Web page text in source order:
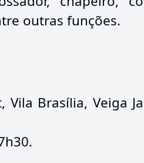
outras funções.
Brasília, Veiga